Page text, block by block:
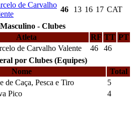
de Carvalho
46 13 16 17 CAT
- Clubes
Atleta RF TT PT
de Carvalho Valente 46
46
por Clubes (Equipes)
Nome
Total
de Caça, Pesca e Tiro
5
Pico
4